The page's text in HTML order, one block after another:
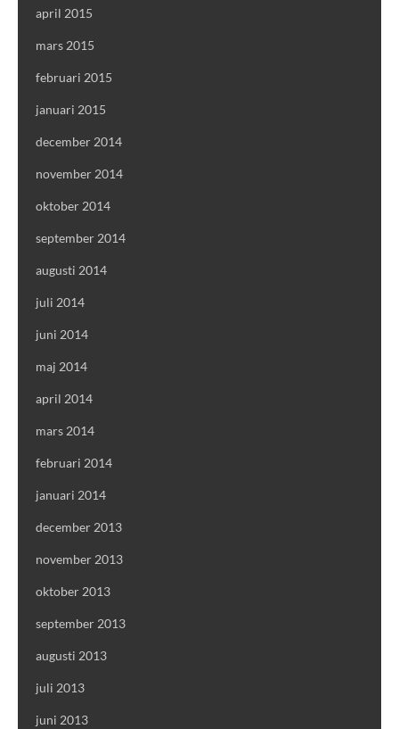
april 2015
mars 2015
februari 2015
januari 2015
december 2014
november 2014
oktober 2014
september 2014
augusti 2014
juli 2014
juni 2014
maj 2014
april 2014
mars 2014
februari 2014
januari 2014
december 2013
november 2013
oktober 2013
september 2013
augusti 2013
juli 2013
juni 2013